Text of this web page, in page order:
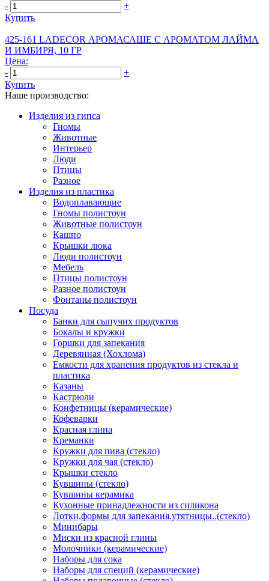
-
+
Купить
425-161 LADECOR АРОМАСАШЕ С АРОМАТОМ ЛАЙМА
И ИМБИРЯ, 10 ГР
Цена:
-
+
Купить
Наше производство:
Изделия из гипса
Гномы
Животные
Интерьер
Люди
Птицы
Разное
Изделия из пластика
Водоплавающие
Гномы полистоун
Животные полистоун
Кашпо
Крышки люка
Люди полистоун
Мебель
Птицы полистоун
Разное полистоун
Фонтаны полистоун
Посуда
Банки для сыпучих продуктов
Бокалы и кружки
Горшки для запекания
Деревянная (Хохлома)
Емкости для хранения продуктов из стекла и
пластика
Казаны
Кастрюли
Конфетницы (керамические)
Кофеварки
Красная глина
Креманки
Кружки для пива (стекло)
Кружки для чая (стекло)
Крышки стекло
Кувшины (стекло)
Кувшины керамика
Кухонные принадлежности из силикона
Лотки,формы для запекания.утятницы..(стекло)
Минибары
Миски из красной глины
Молочники (керамические)
Наборы для сока
Наборы для специй (керамические)